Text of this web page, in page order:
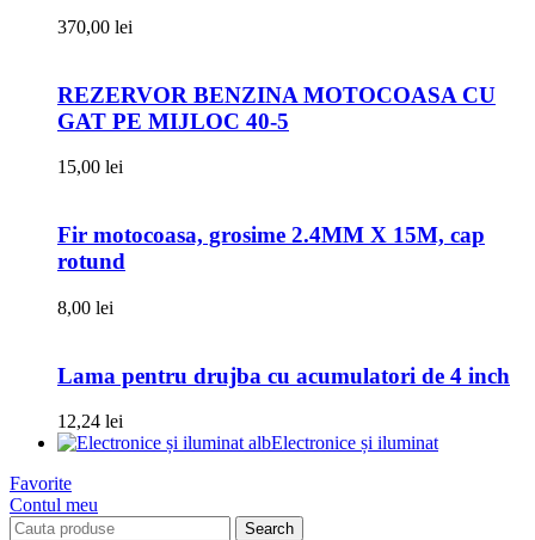
370,00 lei
REZERVOR BENZINA MOTOCOASA CU
GAT PE MIJLOC 40-5
15,00 lei
Fir motocoasa, grosime 2.4MM X 15M, cap
rotund
8,00 lei
Lama pentru drujba cu acumulatori de 4 inch
12,24 lei
Electronice și iluminat
Favorite
Contul meu
Search